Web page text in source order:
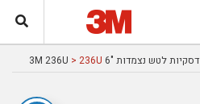
דסקיות לטש נצמדות "6 3M 236U > 236U